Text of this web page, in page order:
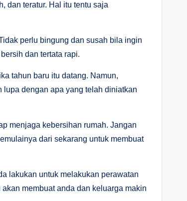
dan teratur. Hal itu tentu saja
perlu bingung dan susah bila ingin
dan tertata rapi.
tahun baru itu datang. Namun,
dengan apa yang telah diniatkan
menjaga kebersihan rumah. Jangan
dari sekarang untuk membuat
lakukan untuk melakukan perawatan
membuat anda dan keluarga makin